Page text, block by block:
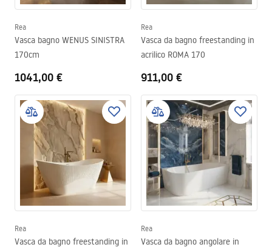
Rea
Vasca bagno WENUS SINISTRA
170cm
1041,00 €
Rea
Vasca da bagno freestanding in
acrilico ROMA 170
911,00 €
Rea
Vasca da bagno freestanding in
Rea
Vasca da bagno angolare in